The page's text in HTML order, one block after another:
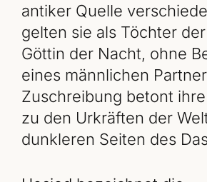
antiker Quelle
gelten sie als Töchter
Göttin der Nacht, ohne
eines männlichen
Zuschreibung betont
zu den Urkräften der
dunkleren Seiten des